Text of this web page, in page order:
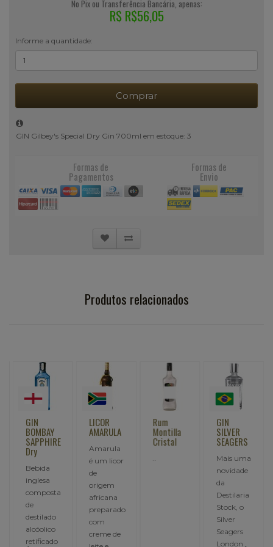
No Pix ou Transferência Bancária, apenas:
R$ R$56,05
Informe a quantidade:
Comprar
GIN Gilbey's Special Dry Gin 700ml em estoque: 3
Formas de
Pagamentos
Formas de
Envio
Produtos relacionados
GIN
BOMBAY
SAPPHIRE
Dry
Bebida
inglesa
composta
de
destilado
alcóolico
retificado
LICOR
AMARULA
Amarula
é um licor
de
origem
africana
preparado
com
creme de
Rum
Montilla
Cristal
GIN
SILVER
SEAGERS
Mais uma
novidade
da
Destilaria
Stock, o
Silver
Seagers
London